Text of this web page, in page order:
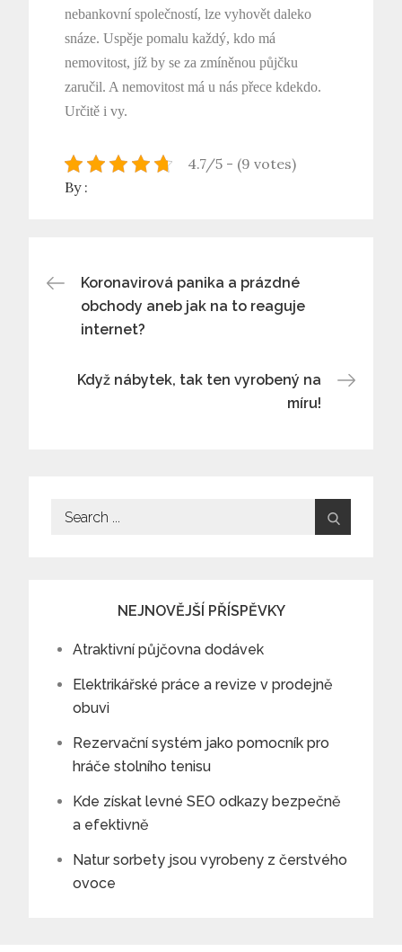
nebankovní společností, lze vyhovět daleko
snáze. Uspěje pomalu každý, kdo má
nemovitost, jíž by se za zmíněnou půjčku
zaručil. A nemovitost má u nás přece kdekdo.
Určitě i vy.
4.7/5 - (9 votes)
By :
Navigace
pro
příspěvek
Koronavirová panika a prázdné
obchody aneb jak na to reaguje
internet?
Když nábytek, tak ten vyrobený na
míru!
Search
NEJNOVĚJŠÍ PŘÍSPĚVKY
Atraktivní půjčovna dodávek
Elektrikářské práce a revize v prodejně
obuvi
Rezervační systém jako pomocník pro
hráče stolního tenisu
Kde získat levné SEO odkazy bezpečně
a efektivně
Natur sorbety jsou vyrobeny z čerstvého
ovoce